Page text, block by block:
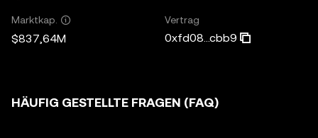
Marktkap.
$837,64M
Vertrag
0xfd08...cbb9
HÄUFIG GESTELLTE FRAGEN (FAQ)